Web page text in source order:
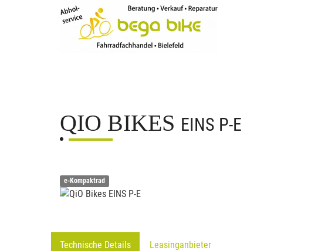
QIO BIKES EINS P-E
e-Kompaktrad
Technische Details Leasinganbieter